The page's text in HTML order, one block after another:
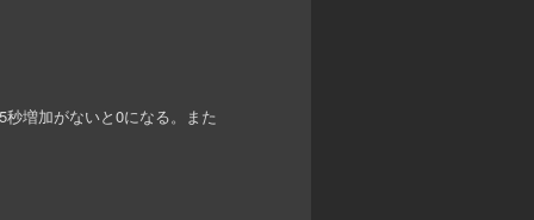
増加がないと0になる。また